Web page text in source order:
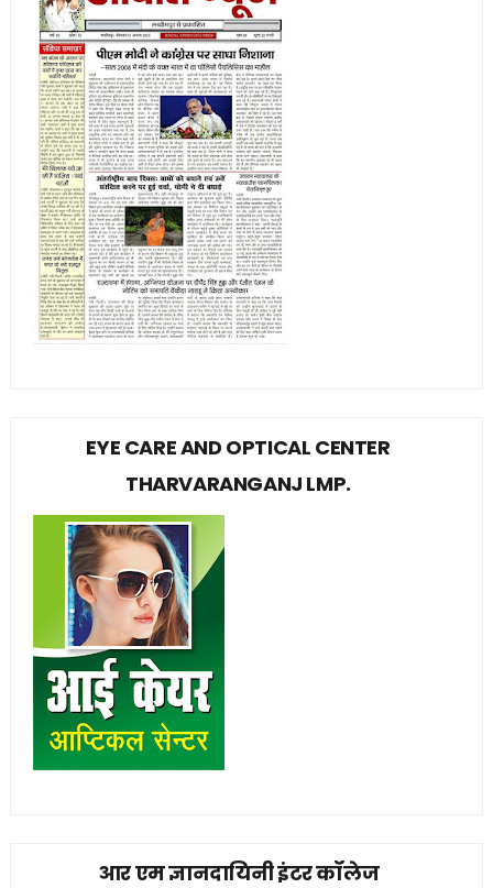
EYE CARE AND OPTICAL CENTER
THARVARANGANJ LMP.
आर एम ज्ञानदायिनी इंटर कॉलेज